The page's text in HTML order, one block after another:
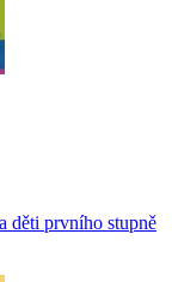
děti prvního stupně